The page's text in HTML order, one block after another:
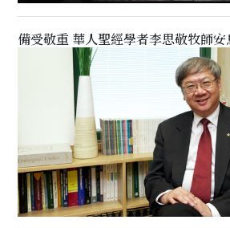
備受敬重 華人聖經學者李思敬牧師